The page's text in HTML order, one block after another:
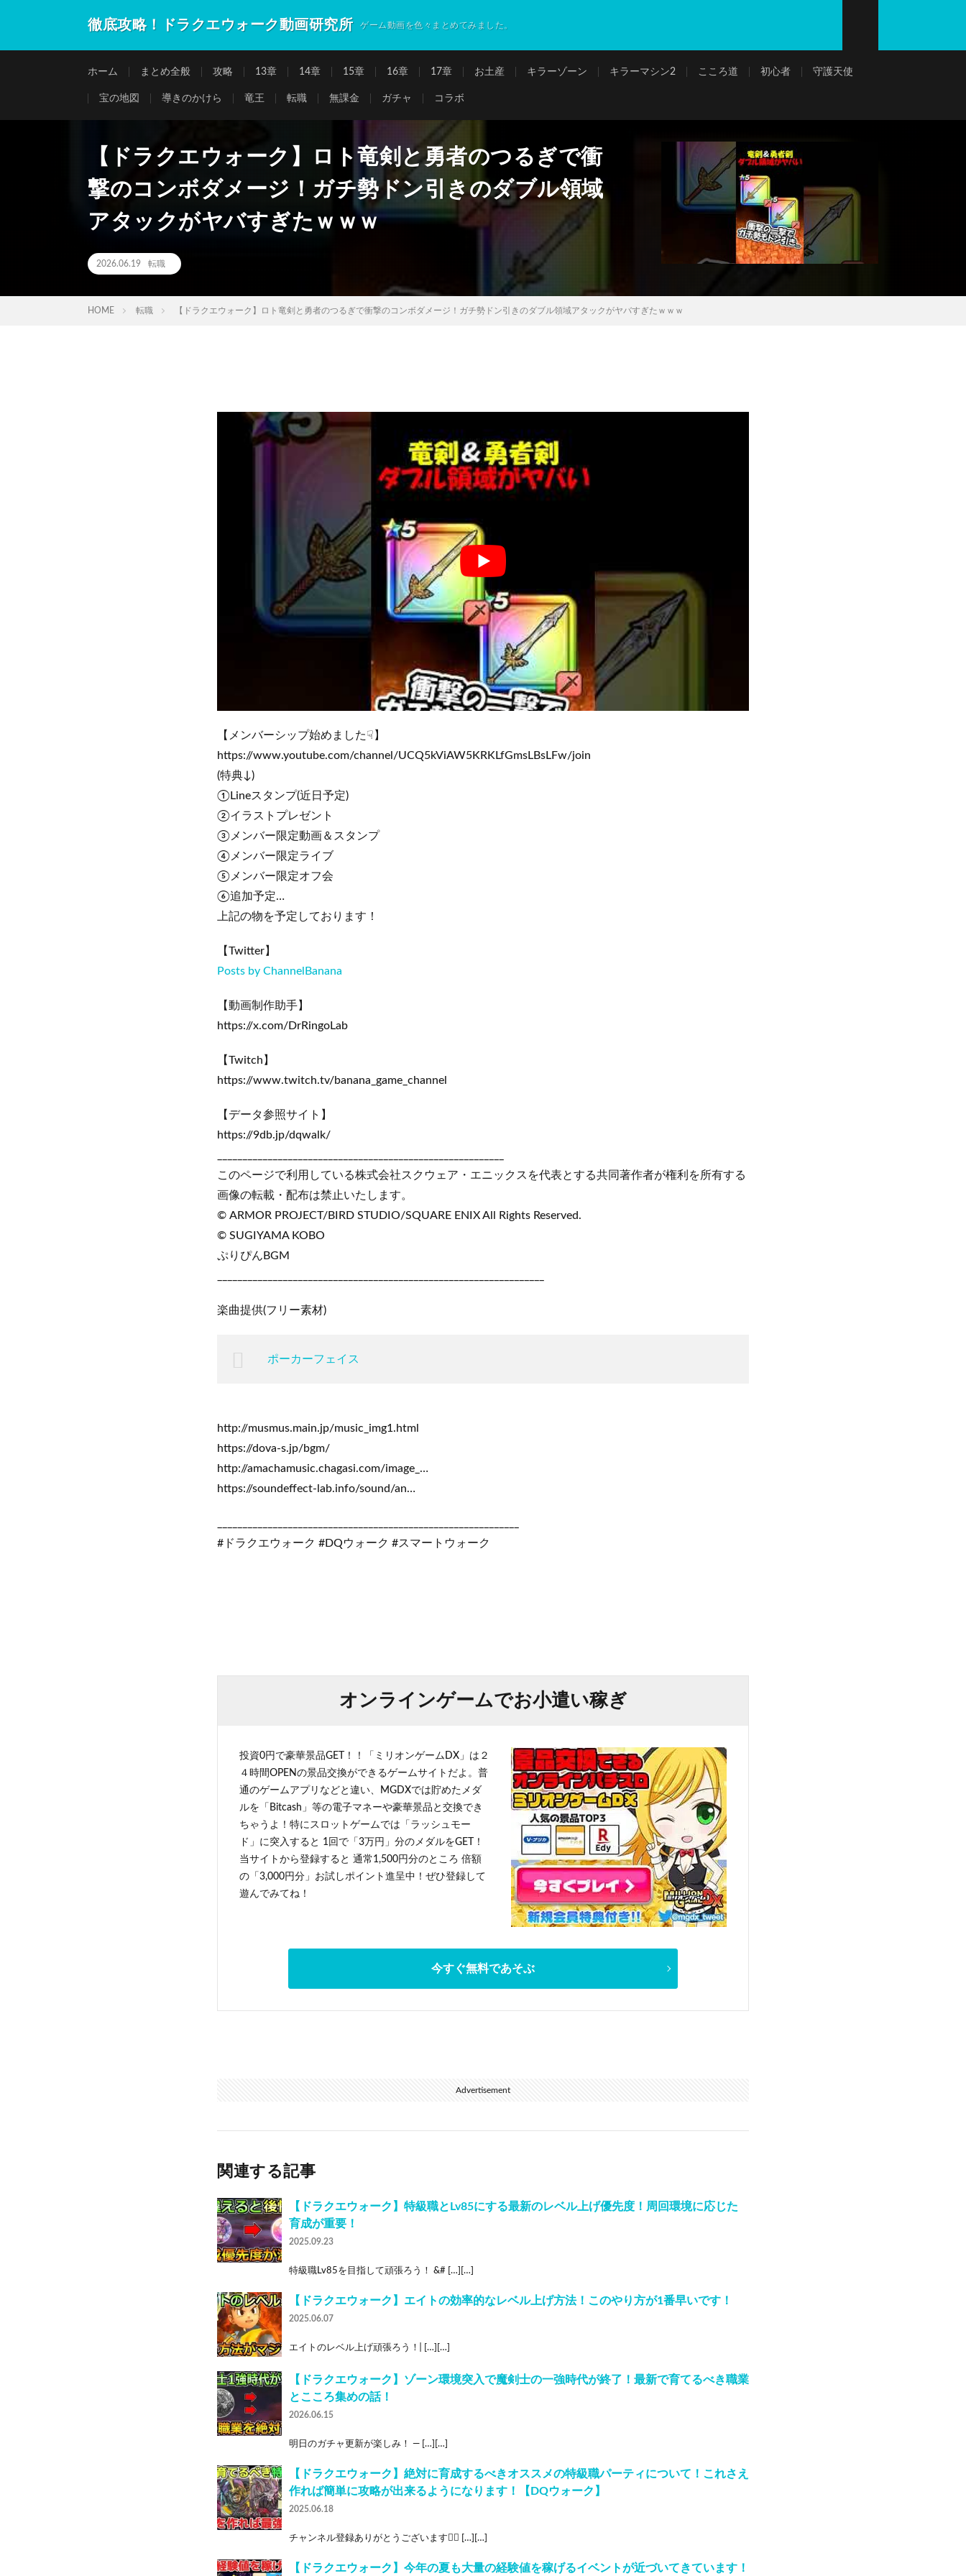
徹底攻略！ドラクエウォーク動画研究所 ゲーム動画を色々まとめてみました。
ホーム まとめ全般 攻略 13章 14章 15章 16章 17章 お土産 キラーゾーン キラーマシン2 こころ道 初心者 守護天使
宝の地図 導きのかけら 竜王 転職 無課金 ガチャ コラボ
【ドラクエウォーク】ロト竜剣と勇者のつるぎで衝
撃のコンボダメージ！ガチ勢ドン引きのダブル領域
アタックがヤバすぎたｗｗｗ
2026.06.19 転職
HOME 転職 【ドラクエウォーク】ロト竜剣と勇者のつるぎで衝撃のコンボダメージ！ガチ勢ドン引きのダブル領域アタックがヤバすぎたｗｗｗ
【メンバーシップ始めました☟】
https://www.youtube.com/channel/UCQ5kViAW5KRKLfGmsLBsLFw/join
(特典↓)
①Lineスタンプ(近日予定)
②イラストプレゼント
③メンバー限定動画＆スタンプ
④メンバー限定ライブ
⑤メンバー限定オフ会
⑥追加予定…
上記の物を予定しております！
【Twitter】
Posts by ChannelBanana
【動画制作助手】
https://x.com/DrRingoLab
【Twitch】
https://www.twitch.tv/banana_game_channel
【データ参照サイト】
https://9db.jp/dqwalk/
このページで利用している株式会社スクウェア・エニックスを代表とする共同著作者が権利を所有する
画像の転載・配布は禁止いたします。
© ARMOR PROJECT/BIRD STUDIO/SQUARE ENIX All Rights Reserved.
© SUGIYAMA KOBO
ぷりぴんBGM
楽曲提供(フリー素材)
ポーカーフェイス
http://musmus.main.jp/music_img1.html
https://dova-s.jp/bgm/
http://amachamusic.chagasi.com/image_…
https://soundeffect-lab.info/sound/an…
#ドラクエウォーク #DQウォーク #スマートウォーク
オンラインゲームでお小遣い稼ぎ
投資0円で豪華景品GET！！「ミリオンゲームDX」は２
４時間OPENの景品交換ができるゲームサイトだよ。普
通のゲームアプリなどと違い、MGDXでは貯めたメダ
ルを「Bitcash」等の電子マネーや豪華景品と交換でき
ちゃうよ！特にスロットゲームでは「ラッシュモー
ド」に突入すると 1回で「3万円」分のメダルをGET！
当サイトから登録すると 通常1,500円分のところ 倍額
の「3,000円分」お試しポイント進呈中！ぜひ登録して
遊んでみてね！
今すぐ無料であそぶ
Advertisement
関連する記事
【ドラクエウォーク】特級職とLv85にする最新のレベル上げ優先度！周回環境に応じた
育成が重要！
2025.09.23
特級職Lv85を目指して頑張ろう！ &# […][…]
【ドラクエウォーク】エイトの効率的なレベル上げ方法！このやり方が1番早いです！
2025.06.07
エイトのレベル上げ頑張ろう！ ̵ […][…]
【ドラクエウォーク】ゾーン環境突入で魔剣士の一強時代が終了！最新で育てるべき職業
とこころ集めの話！
2026.06.15
明日のガチャ更新が楽しみ！ — […][…]
【ドラクエウォーク】絶対に育成するべきオススメの特級職パーティについて！これさえ
作れば簡単に攻略が出来るようになります！【DQウォーク】
2025.06.18
チャンネル登録ありがとうございます🙇‍♂ […][…]
【ドラクエウォーク】今年の夏も大量の経験値を稼げるイベントが近づいてきています！